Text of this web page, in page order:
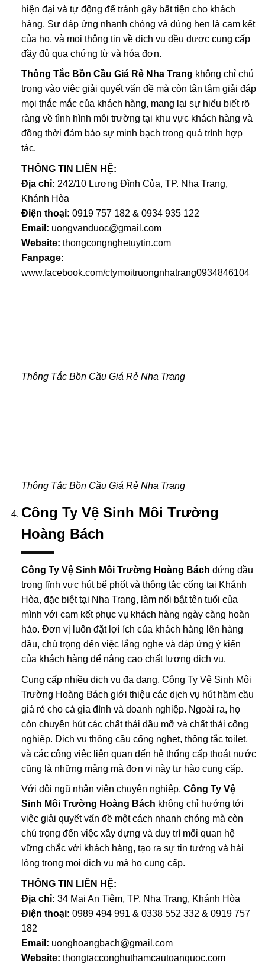
hiện đại và tự động để tránh gây bất tiện cho khách
hàng. Sự đáp ứng nhanh chóng và đúng hẹn là cam kết
của họ, và mọi thông tin về dịch vụ đều được cung cấp
đầy đủ qua chứng từ và hóa đơn.
Thông Tắc Bồn Cầu Giá Rẻ Nha Trang không chỉ chú
trọng vào việc giải quyết vấn đề mà còn tận tâm giải đáp
mọi thắc mắc của khách hàng, mang lại sự hiểu biết rõ
ràng về tình hình môi trường tại khu vực khách hàng và
đồng thời đảm bảo sự minh bạch trong quá trình hợp
tác.
THÔNG TIN LIÊN HỆ:
Địa chỉ: 242/10 Lương Đình Của, TP. Nha Trang,
Khánh Hòa
Điện thoại: 0919 757 182 & 0934 935 122
Email: uongvanduoc@gmail.com
Website: thongcongnghetuytin.com
Fanpage:
www.facebook.com/ctymoitruongnhatrang0934846104
Thông Tắc Bồn Cầu Giá Rẻ Nha Trang
Thông Tắc Bồn Cầu Giá Rẻ Nha Trang
Công Ty Vệ Sinh Môi Trường
Hoàng Bách
Công Ty Vệ Sinh Môi Trường Hoàng Bách đứng đầu
trong lĩnh vực hút bể phốt và thông tắc cống tại Khánh
Hòa, đặc biệt tại Nha Trang, làm nổi bật tên tuổi của
mình với cam kết phục vụ khách hàng ngày càng hoàn
hảo. Đơn vị luôn đặt lợi ích của khách hàng lên hàng
đầu, chú trọng đến việc lắng nghe và đáp ứng ý kiến
của khách hàng để nâng cao chất lượng dịch vụ.
Cung cấp nhiều dịch vụ đa dạng, Công Ty Vệ Sinh Môi
Trường Hoàng Bách giới thiệu các dịch vụ hút hầm cầu
giá rẻ cho cả gia đình và doanh nghiệp. Ngoài ra, họ
còn chuyên hút các chất thải dầu mỡ và chất thải công
nghiệp. Dịch vụ thông cầu cống nghẹt, thông tắc toilet,
và các công việc liên quan đến hệ thống cấp thoát nước
cũng là những mảng mà đơn vị này tự hào cung cấp.
Với đội ngũ nhân viên chuyên nghiệp, Công Ty Vệ
Sinh Môi Trường Hoàng Bách không chỉ hướng tới
việc giải quyết vấn đề một cách nhanh chóng mà còn
chú trọng đến việc xây dựng và duy trì mối quan hệ
vững chắc với khách hàng, tạo ra sự tin tưởng và hài
lòng trong mọi dịch vụ mà họ cung cấp.
THÔNG TIN LIÊN HỆ:
Địa chỉ: 34 Mai An Tiêm, TP. Nha Trang, Khánh Hòa
Điện thoại: 0989 494 991 & 0338 552 332 & 0919 757
182
Email: uonghoangbach@gmail.com
Website: thongtacconghuthamcautoanquoc.com